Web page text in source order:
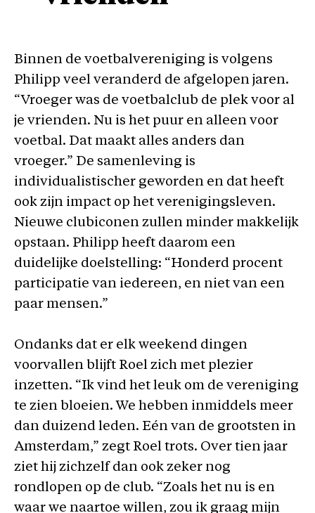
Binnen de voetbalvereniging is volgens
Philipp veel veranderd de afgelopen jaren.
“Vroeger was de voetbalclub de plek voor al
je vrienden. Nu is het puur en alleen voor
voetbal. Dat maakt alles anders dan
vroeger.” De samenleving is
individualistischer geworden en dat heeft
ook zijn impact op het verenigingsleven.
Nieuwe clubiconen zullen minder makkelijk
opstaan. Philipp heeft daarom een
duidelijke doelstelling: “Honderd procent
participatie van iedereen, en niet van een
paar mensen.”
Ondanks dat er elk weekend dingen
voorvallen blijft Roel zich met plezier
inzetten. “Ik vind het leuk om de vereniging
te zien bloeien. We hebben inmiddels meer
dan duizend leden. Eén van de grootsten in
Amsterdam,” zegt Roel trots. Over tien jaar
ziet hij zichzelf dan ook zeker nog
rondlopen op de club. “Zoals het nu is en
waar we naartoe willen, zou ik graag mijn